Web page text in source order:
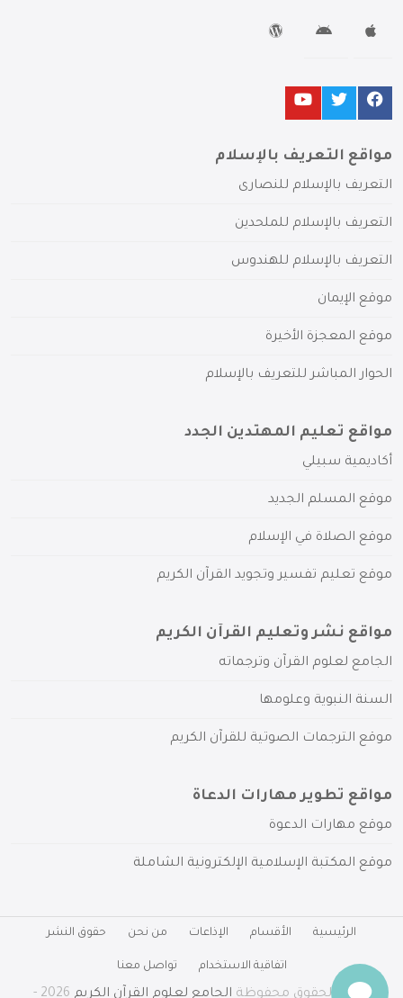
مواقع التعريف بالإسلام
التعريف بالإسلام للنصارى
التعريف بالإسلام للملحدين
التعريف بالإسلام للهندوس
موقع الإيمان
موقع المعجزة الأخيرة
الحوار المباشر للتعريف بالإسلام
مواقع تعليم المهتدين الجدد
أكاديمية سبيلي
موقع المسلم الجديد
موقع الصلاة في الإسلام
موقع تعليم تفسير وتجويد القرآن الكريم
مواقع نشر وتعليم القرآن الكريم
الجامع لعلوم القرآن وترجماته
السنة النبوية وعلومها
موقع الترجمات الصوتية للقرآن الكريم
مواقع تطوير مهارات الدعاة
موقع مهارات الدعوة
موقع المكتبة الإسلامية الإلكترونية الشاملة
الرئيسية الأقسام الإذاعات من نحن حقوق النشر
اتفاقية الاستخدام تواصل معنا
جميع الحقوق محفوظة الجامع لعلوم القرآن الكريم 2026 -